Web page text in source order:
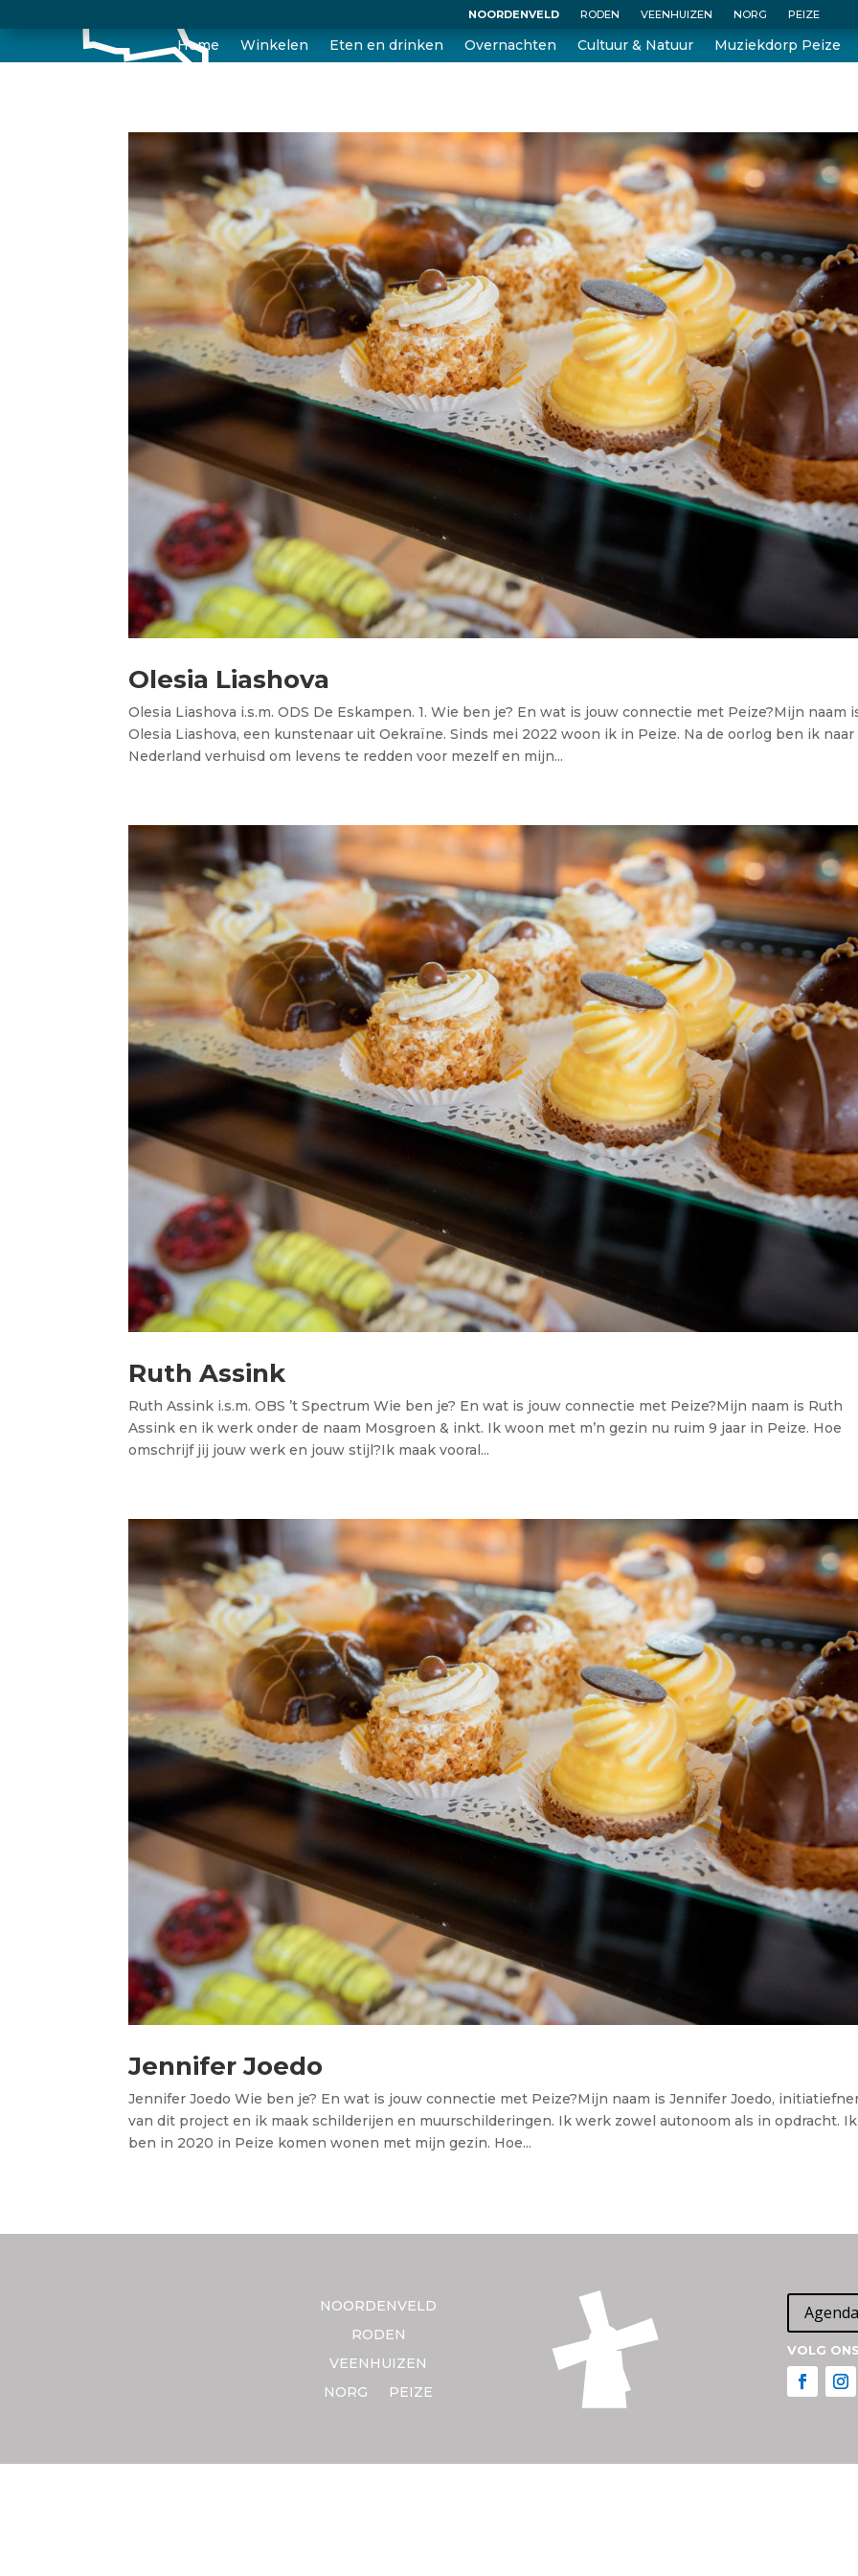
NOORDENVELD RODEN VEENHUIZEN NORG PEIZE
Home Winkelen Eten en drinken Overnachten Cultuur & Natuur Muziekdorp Peize
Olesia Liashova
Olesia Liashova i.s.m. ODS De Eskampen. 1. Wie ben je? En wat is jouw connectie met Peize?Mijn naam
Olesia Liashova, een kunstenaar uit Oekraïne. Sinds mei 2022 woon ik in Peize. Na de oorlog ben ik naar
Nederland verhuisd om levens te redden voor mezelf en mijn...
Ruth Assink
Ruth Assink i.s.m. OBS ’t Spectrum Wie ben je? En wat is jouw connectie met Peize?Mijn naam is Ruth
Assink en ik werk onder de naam Mosgroen & inkt. Ik woon met m’n gezin nu ruim 9 jaar in Peize. Hoe
omschrijf jij jouw werk en jouw stijl?Ik maak vooral...
Jennifer Joedo
Jennifer Joedo Wie ben je? En wat is jouw connectie met Peize?Mijn naam is Jennifer Joedo,
van dit project en ik maak schilderijen en muurschilderingen. Ik werk zowel autonoom als in opdracht. Ik
ben in 2020 in Peize komen wonen met mijn gezin. Hoe...
NOORDENVELD
RODEN
VEENHUIZEN
NORG
PEIZE
VOLG